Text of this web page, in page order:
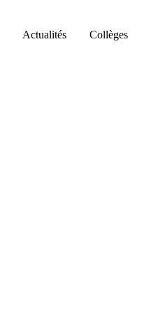
Actualités Collèges